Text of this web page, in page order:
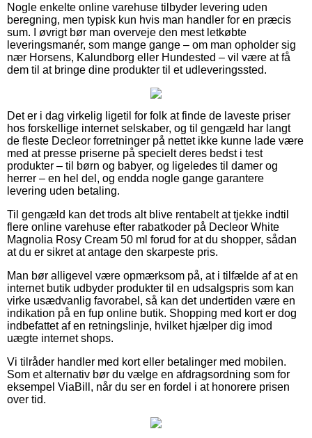
Nogle enkelte online varehuse tilbyder levering uden
beregning, men typisk kun hvis man handler for en præcis
sum. I øvrigt bør man overveje den mest letkøbte
leveringsmanér, som mange gange – om man opholder sig
nær Horsens, Kalundborg eller Hundested – vil være at få
dem til at bringe dine produkter til et udleveringssted.
Det er i dag virkelig ligetil for folk at finde de laveste priser
hos forskellige internet selskaber, og til gengæld har langt
de fleste Decleor forretninger på nettet ikke kunne lade være
med at presse priserne på specielt deres bedst i test
produkter – til børn og babyer, og ligeledes til damer og
herrer – en hel del, og endda nogle gange garantere
levering uden betaling.
Til gengæld kan det trods alt blive rentabelt at tjekke indtil
flere online varehuse efter rabatkoder på Decleor White
Magnolia Rosy Cream 50 ml forud for at du shopper, sådan
at du er sikret at antage den skarpeste pris.
Man bør alligevel være opmærksom på, at i tilfælde af at en
internet butik udbyder produkter til en udsalgspris som kan
virke usædvanlig favorabel, så kan det undertiden være en
indikation på en fup online butik. Shopping med kort er dog
indbefattet af en retningslinje, hvilket hjælper dig imod
uægte internet shops.
Vi tilråder handler med kort eller betalinger med mobilen.
Som et alternativ bør du vælge en afdragsordning som for
eksempel ViaBill, når du ser en fordel i at honorere prisen
over tid.